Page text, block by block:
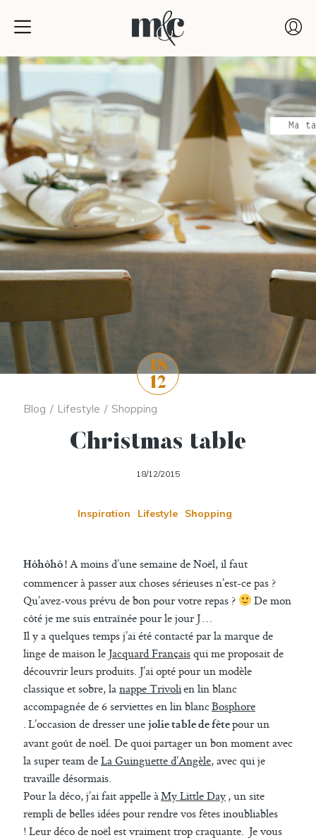
18
12
Blog / Lifestyle / Shopping
Christmas table
18/12/2015
Inspiration Lifestyle Shopping
Hôhôhô ! A moins d’une semaine de Noël, il faut
commencer à passer aux choses sérieuses n’est-ce pas ?
Qu’avez-vous prévu de bon pour votre repas ?
De mon
côté je me suis entraînée pour le jour J …
Il y a quelques temps j’ai été contacté par la marque de
linge de maison le Jacquard Françaisqui me proposait de
découvrir leurs produits. J’ai opté pour un modèle
classique et sobre, lanappe Trivolien lin blanc
accompagnée de 6 serviettes en lin blancBosphore
. L’occasion de dresser une jolie table de fêtepour un
avant goût de noël. De quoi partager un bon moment avec
la super team deLa Guinguette d’Angèle, avec qui je
travaille désormais.
Pour la déco, j’ai fait appelle àMy Little Day, un site
rempli de belles idées pour rendre vos fêtes inoubliables
! Leur déco de noël est vraiment trop craquante. Je vous